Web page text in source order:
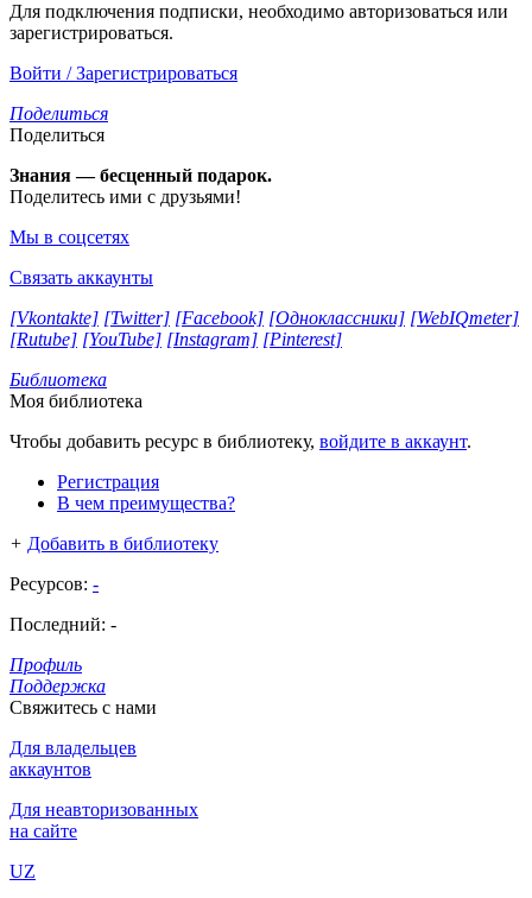
Для подключения подписки, необходимо авторизоваться или
зарегистрироваться.
Войти / Зарегистрироваться
Поделиться
Поделиться
Знания — бесценный подарок.
Поделитесь ими с друзьями!
Мы в соцсетях
Связать аккаунты
[Vkontakte] [Twitter] [Facebook] [Одноклассники] [WebIQmeter]
[Rutube] [YouTube] [Instagram] [Pinterest]
Библиотека
Моя библиотека
Чтобы добавить ресурс в библиотеку, войдите в аккаунт.
Регистрация
В чем преимущества?
+ Добавить в библиотеку
Ресурсов: -
Последний: -
Профиль
Поддержка
Свяжитесь с нами
Для владельцев
аккаунтов
Для неавторизованных
на сайте
UZ